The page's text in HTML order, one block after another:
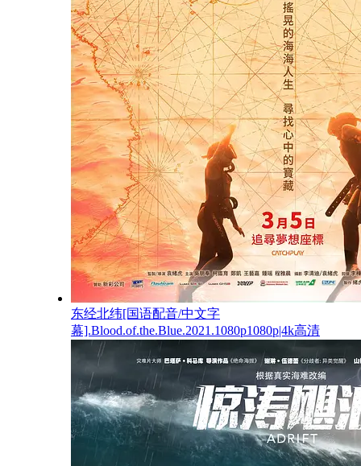
东经北纬[国语配音/中文字
幕].Blood.of.the.Blue.2021.1080p1080p|4k高清